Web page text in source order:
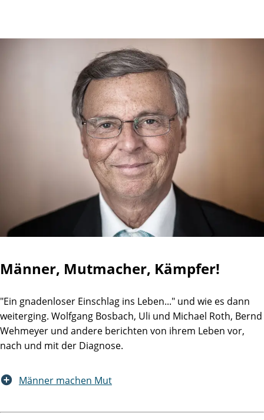
Männer, Mutmacher, Kämpfer!
"Ein gnadenloser Einschlag ins Leben..." und wie es dann
weiterging. Wolfgang Bosbach, Uli und Michael Roth, Bernd
Wehmeyer und andere berichten von ihrem Leben vor,
nach und mit der Diagnose.
Männer machen Mut